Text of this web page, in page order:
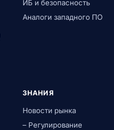
ИБ и безопасность
Аналоги западного ПО
ЗНАНИЯ
Новости рынка
– Регулирование